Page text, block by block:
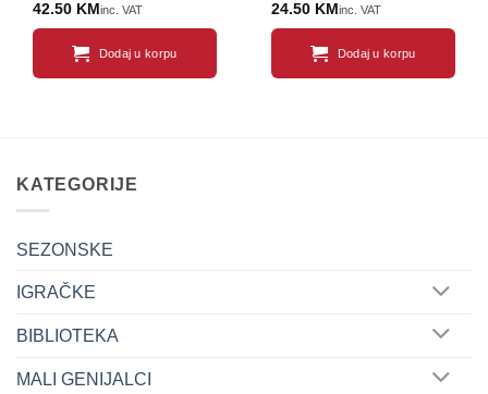
42.50 KM inc. VAT
Dodaj u korpu
24.50 KM inc. VAT
Dodaj u korpu
KATEGORIJE
SEZONSKE
IGRAČKE
BIBLIOTEKA
MALI GENIJALCI